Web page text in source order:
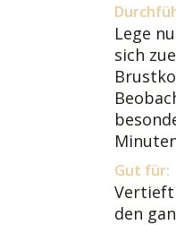
Lege
sich
Gut für:
Vertieft
den